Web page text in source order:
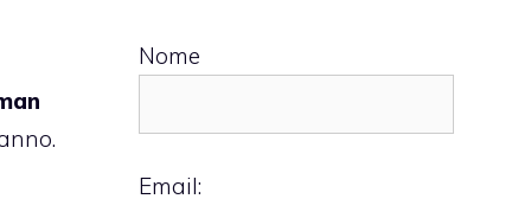
Nome
Email: